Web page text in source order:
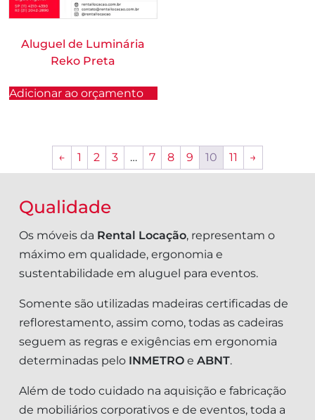
Aluguel de Luminária
Reko Preta
Adicionar ao orçamento
← 1 2 3 … 7 8 9 10 11 →
Qualidade
Os móveis da Rental Locação, representam o
máximo em qualidade, ergonomia e
sustentabilidade em aluguel para eventos.
Somente são utilizadas madeiras certificadas de
reflorestamento, assim como, todas as cadeiras
seguem as regras e exigências em ergonomia
determinadas pelo INMETRO e ABNT.
Além de todo cuidado na aquisição e fabricação
de mobiliários corporativos e de eventos, toda a